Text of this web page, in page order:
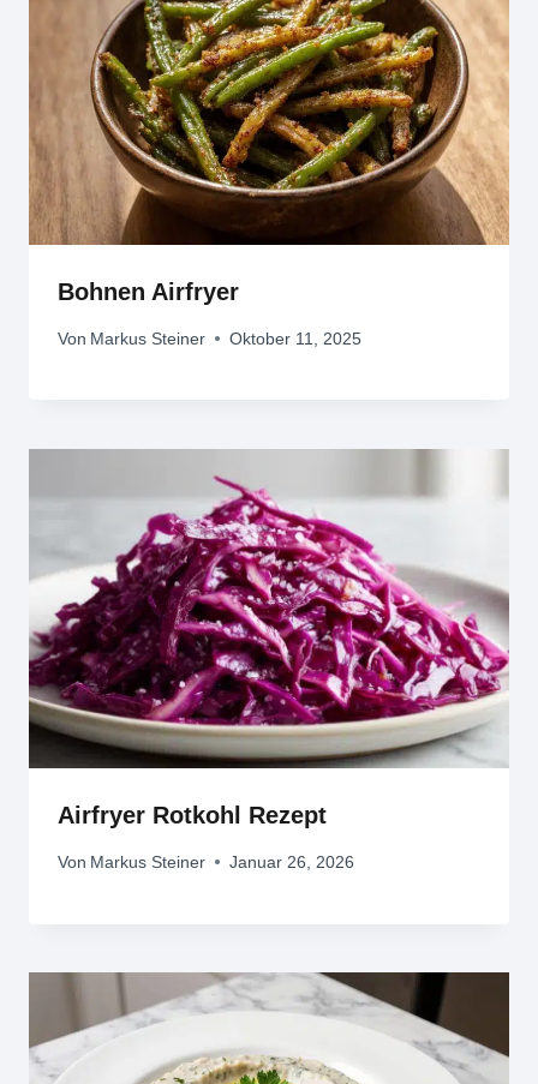
Bohnen Airfryer
Von Markus Steiner Oktober 11, 2025
Airfryer Rotkohl Rezept
Von Markus Steiner Januar 26, 2026